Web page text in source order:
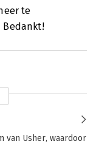
te
Bedankt!
van Usher, waardoor